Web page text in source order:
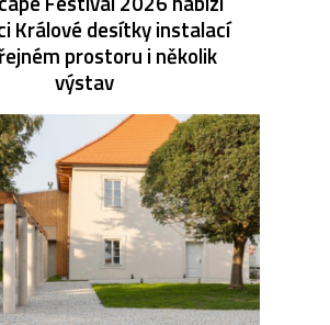
Králové desítky instalací
prostoru i několik
výstav